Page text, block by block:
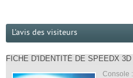
L'avis des visiteurs
FICHE D'IDENTITÉ DE SPEEDX 3D
Console :